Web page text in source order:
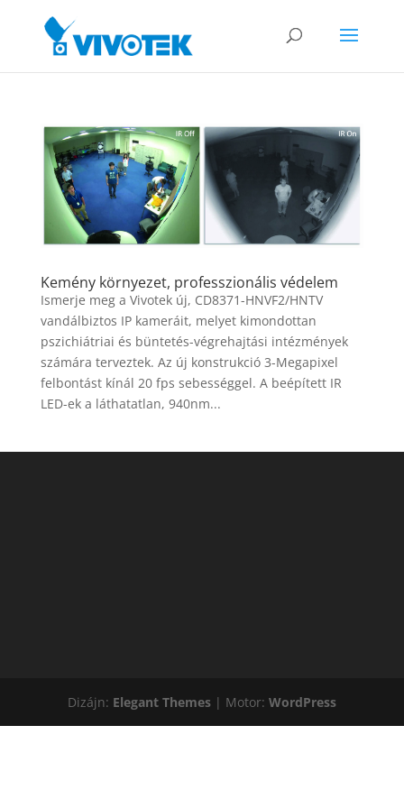
Kemény környezet, professzionális védelem
Ismerje meg a Vivotek új, CD8371-HNVF2/HNTV
vandálbiztos IP kameráit, melyet kimondottan
pszichiátriai és büntetés-végrehajtási intézmények
számára terveztek. Az új konstrukció 3-Megapixel
felbontást kínál 20 fps sebességgel. A beépített IR
LED-ek a láthatatlan, 940nm...
Dizájn: Elegant Themes| Motor: WordPress